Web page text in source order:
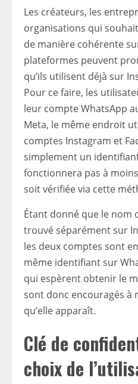
Les créateurs, les
organisations qui
de manière cohérente
plateformes peuvent
qu’ils utilisent déjà sur
Pour ce faire, les
leur compte WhatsApp
Meta, le même endroit
comptes Instagram et
simplement un
fonctionnera pas à
soit vérifiée via cette
Étant donné que le nom
trouvé séparément sur
les deux comptes sont
même identifiant sur
qui espèrent obtenir le
sont donc encouragés à
qu’elle apparaît.
Clé de
choix de